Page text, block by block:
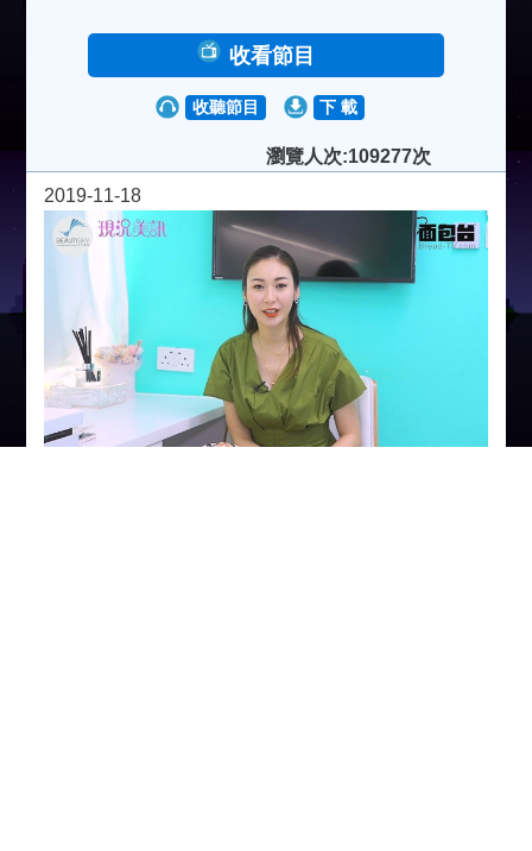
收看節目
收聽節目 下 載
瀏覽人次:109277次
2019-11-18